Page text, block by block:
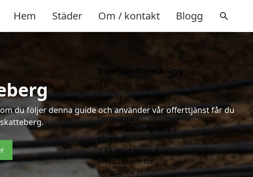
Hem Städer Om / kontakt Blogg
du följer denna guide och använder vår offerttjänst får du
Innehållsförteckning
gömma
1 Vad kan ett företag
som är specialiserat på
bergvärme i
Skinnskatteberg hjälpa
till med?
2 Få alltid minst 3
erbjudanden för
bergvärme i